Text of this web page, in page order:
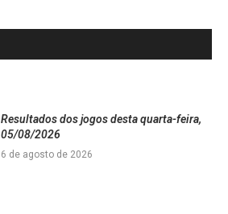
Resultados dos jogos desta quarta-feira,
05/08/2026
6 de agosto de 2026